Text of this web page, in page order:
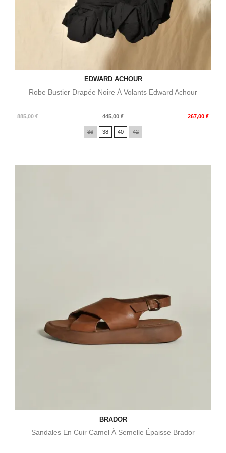
EDWARD ACHOUR
Robe Bustier Drapée Noire À Volants Edward Achour
885,00 €
Prix
445,00 € 267,00 €
Prix
36 38 40 42
BRADOR
Sandales En Cuir Camel À Semelle Épaisse Brador